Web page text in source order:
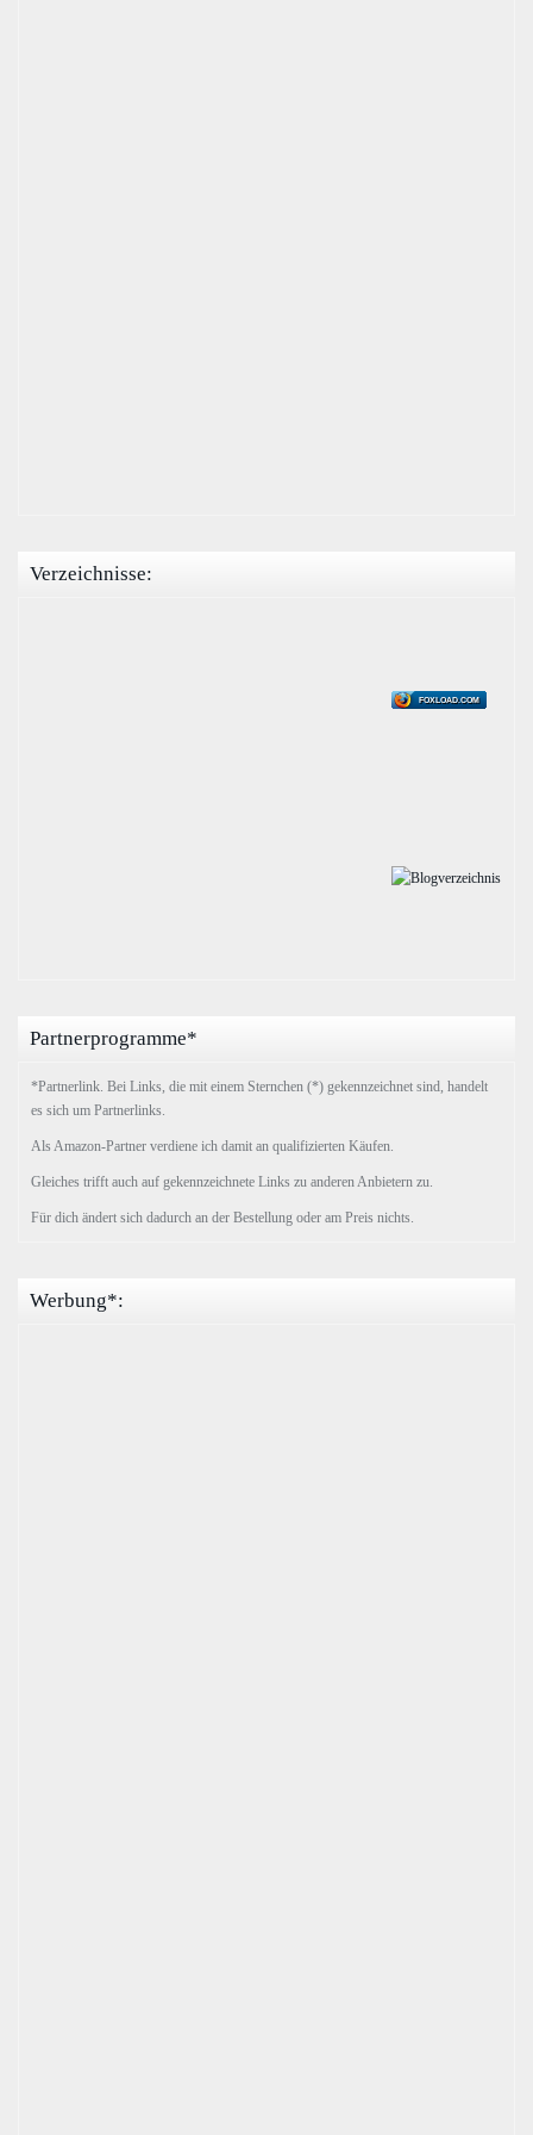
Verzeichnisse:
FOXLOAD.COM
Partnerprogramme*
*Partnerlink. Bei Links, die mit einem Sternchen (*) gekennzeichnet sind, handelt
es sich um Partnerlinks.
Als Amazon-Partner verdiene ich damit an qualifizierten Käufen.
Gleiches trifft auch auf gekennzeichnete Links zu anderen Anbietern zu.
Für dich ändert sich dadurch an der Bestellung oder am Preis nichts.
Werbung*: